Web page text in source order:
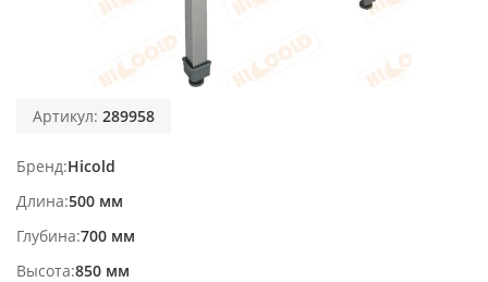
Артикул: 289958
Бренд Hicold
Длина 500 мм
Глубина 700 мм
Высота 850 мм